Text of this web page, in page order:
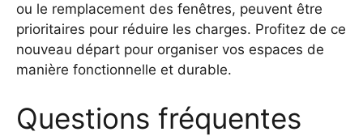
ou le remplacement des fenêtres, peuvent être
prioritaires pour réduire les charges. Profitez de ce
nouveau départ pour organiser vos espaces de
manière fonctionnelle et durable.
Questions fréquentes